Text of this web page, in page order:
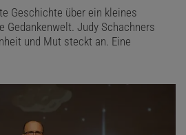
Geschichte über ein kleines
Gedankenwelt. Judy Schachners
und Mut steckt an. Eine